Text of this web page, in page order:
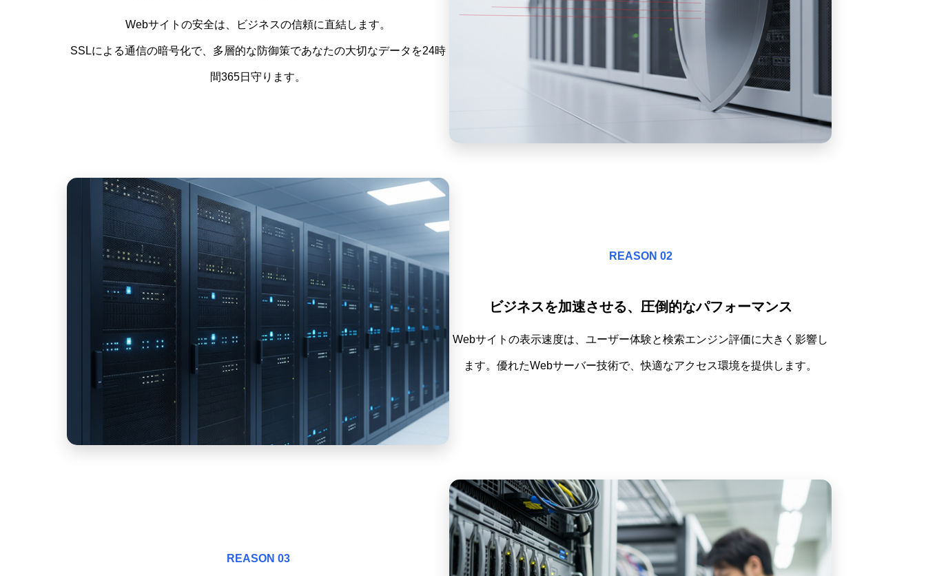
Webサイトの安全は、ビジネスの信頼に直結します。
SSLによる通信の暗号化で、多層的な防御策であなたの大切なデータを24時
間365日守ります。
REASON 02
ビジネスを加速させる、圧倒的なパフォーマンス
Webサイトの表示速度は、ユーザー体験と検索エンジン評価に大きく影響し
ます。優れたWebサーバー技術で、快適なアクセス環境を提供します。
REASON 03